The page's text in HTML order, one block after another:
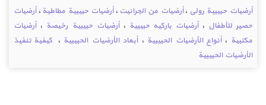
أرضيات حبيبية رولي ،أرضيات من الجرانيت ،أرضيات حبيبية مطاطية ،أرضيات
حصير للأطفال ،أرضيات باركيه حبيبية ،أرضيات حبيبية رخيصة ،أرضيات
مكتبية ،أنواع الأرضيات الحبيبية ،أبعاد الأرضيات الحبيبية ، كيفية تنفيذ
الأرضيات الحبيبية